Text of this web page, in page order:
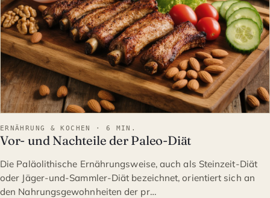
ERNÄHRUNG & KOCHEN · 6 MIN.
Vor- und Nachteile der Paleo-Diät
Die Paläolithische Ernährungsweise, auch als Steinzeit-Diät
oder Jäger-und-Sammler-Diät bezeichnet, orientiert sich an
den Nahrungsgewohnheiten der pr…